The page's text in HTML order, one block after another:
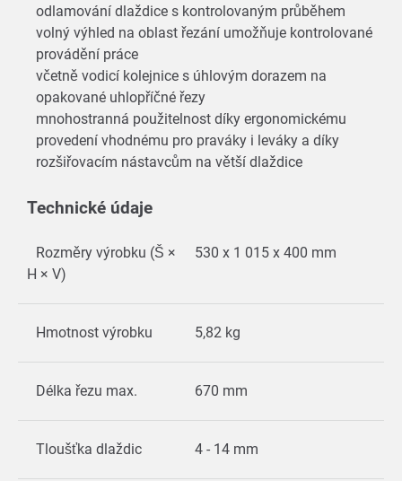
odlamování dlaždice s kontrolovaným průběhem
volný výhled na oblast řezání umožňuje kontrolované
provádění práce
včetně vodicí kolejnice s úhlovým dorazem na
opakované uhlopříčné řezy
mnohostranná použitelnost díky ergonomickému
provedení vhodnému pro praváky i leváky a díky
rozšiřovacím nástavcům na větší dlaždice
Technické údaje
Rozměry výrobku (Š ×
H × V)
530 x 1 015 x 400 mm
Hmotnost výrobku 5,82 kg
Délka řezu max. 670 mm
Tloušťka dlaždic 4 - 14 mm